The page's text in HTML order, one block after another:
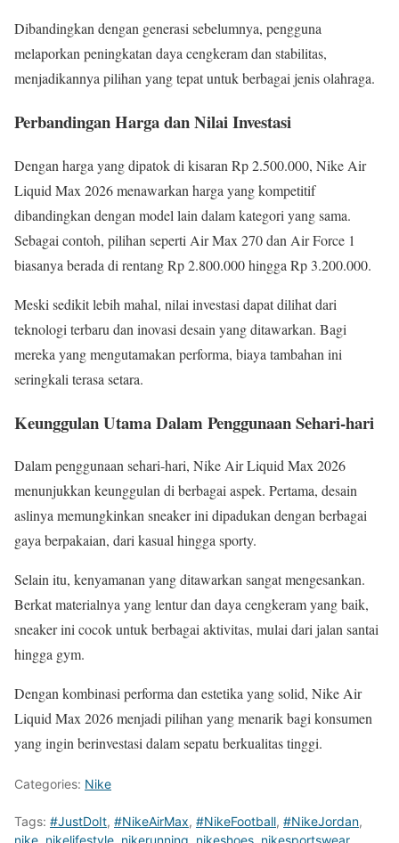
Dibandingkan dengan generasi sebelumnya, pengguna
melaporkan peningkatan daya cengkeram dan stabilitas,
menjadikannya pilihan yang tepat untuk berbagai jenis olahraga.
Perbandingan Harga dan Nilai Investasi
Dengan harga yang dipatok di kisaran Rp 2.500.000, Nike Air
Liquid Max 2026 menawarkan harga yang kompetitif
dibandingkan dengan model lain dalam kategori yang sama.
Sebagai contoh, pilihan seperti Air Max 270 dan Air Force 1
biasanya berada di rentang Rp 2.800.000 hingga Rp 3.200.000.
Meski sedikit lebih mahal, nilai investasi dapat dilihat dari
teknologi terbaru dan inovasi desain yang ditawarkan. Bagi
mereka yang mengutamakan performa, biaya tambahan ini
seringkali terasa setara.
Keunggulan Utama Dalam Penggunaan Sehari-hari
Dalam penggunaan sehari-hari, Nike Air Liquid Max 2026
menunjukkan keunggulan di berbagai aspek. Pertama, desain
aslinya memungkinkan sneaker ini dipadukan dengan berbagai
gaya berpakaian, dari kasual hingga sporty.
Selain itu, kenyamanan yang ditawarkan sangat mengesankan.
Berkat materialnya yang lentur dan daya cengkeram yang baik,
sneaker ini cocok untuk berbagai aktivitas, mulai dari jalan santai
hingga gym.
Dengan kombinasi performa dan estetika yang solid, Nike Air
Liquid Max 2026 menjadi pilihan yang menarik bagi konsumen
yang ingin berinvestasi dalam sepatu berkualitas tinggi.
Categories: Nike
Tags: #JustDoIt, #NikeAirMax, #NikeFootball, #NikeJordan,